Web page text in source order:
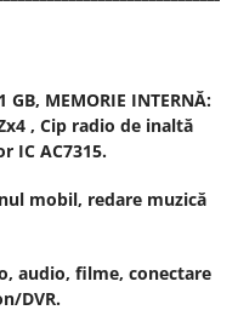
MEMORIE INTERNĂ:
, Cip radio de inaltă
IC AC7315.
mobil, redare muzică
audio, filme, conectare
DVR.